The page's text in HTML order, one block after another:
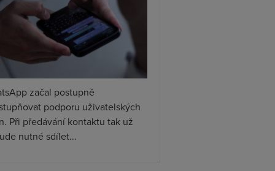
začal postupně
podporu uživatelských
Při předávání kontaktu tak už
nutné sdílet...